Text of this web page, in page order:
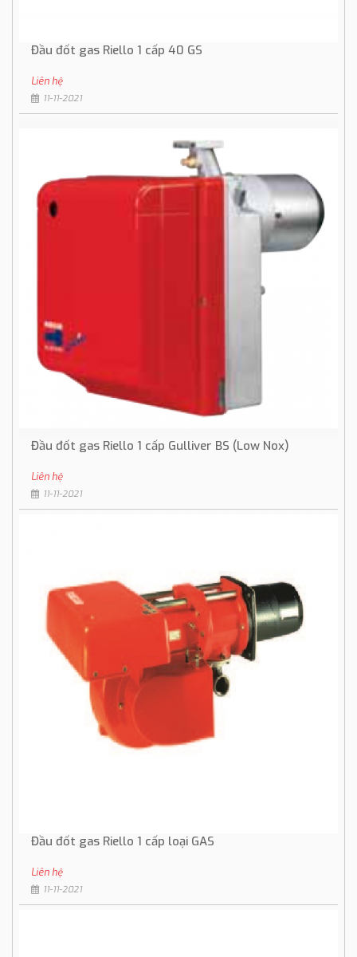
Đầu đốt gas Riello 1 cấp 40 GS
Liên hệ
11-11-2021
Đầu đốt gas Riello 1 cấp Gulliver BS (Low Nox)
Liên hệ
11-11-2021
Đầu đốt gas Riello 1 cấp loại GAS
Liên hệ
11-11-2021